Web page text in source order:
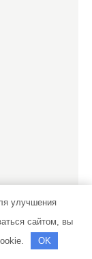
улучшения
сайтом, вы
OK